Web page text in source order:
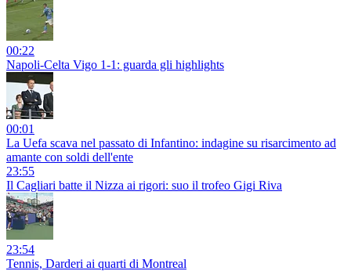
00:22
Napoli-Celta Vigo 1-1: guarda gli highlights
00:01
La Uefa scava nel passato di Infantino: indagine su risarcimento ad
amante con soldi dell'ente
23:55
Il Cagliari batte il Nizza ai rigori: suo il trofeo Gigi Riva
23:54
Tennis, Darderi ai quarti di Montreal